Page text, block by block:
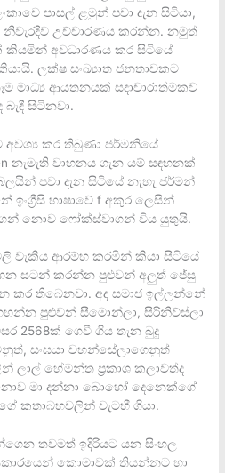
පාසල් ළමුන් පවා දැන සිටියා,
උච්චාරණය කරන්න. නමුත්
කියමින් අවධාරණය කර සිටියේ
කියායි. ලක්ෂ සංඛ්‍යාත ජනතාවකට
මාධ්‍ය ආයතනයක් සදාචාරාත්මකව
සිටිනවා.
අවශ්‍ය කර තිබුණා ජර්මනියේ
නැමැති වාහනය ගැන යම් සඳහනක්
පවා දැන සිටියේ නැහැ ජර්මන්
ඉංග්‍රීසි භාෂාවේ f අකුර ලෙසින්
නොව ෆෝක්ස්වාගන් විය යුතුයි.
වැකිය ආරම්භ කරමින් කියා සිටියේ
සටන් කරන්න පුළුවන් අලුත් ජේසු
කර තිබෙනවා. අද සමාජ ඉල්ලන්නේ
පුළුවන් සීමොන්ලා, සිරිනිව්ස්ලා
2568ක් ගෙවී ගිය තැන බුදු
සංඝයා වහන්සේලාගෙනුත්
ලාල් හේමන්ත ප්‍රකාශ කලාවත්ද
මා දන්නා බොහෝ දෙනෙක්ගේ
කතාබහවලින් වැටහී ගියා.
තවමත් ඉදිරියට යන සිංහල
කොමාවක් තියන්නට හා